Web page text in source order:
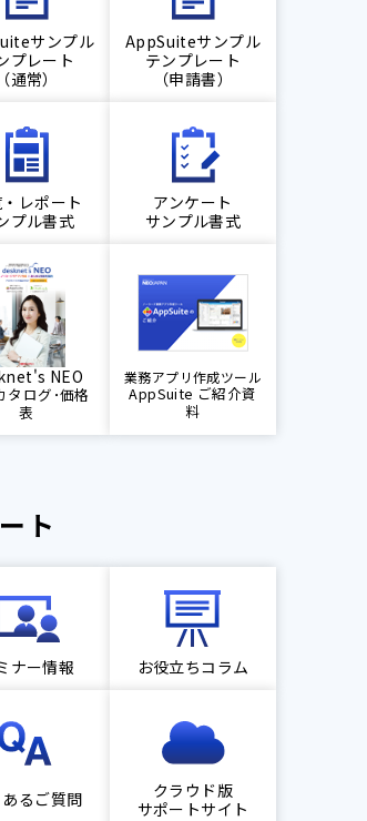
サンプル
プレート
（通常）
AppSuiteサンプル
テンプレート
（申請書）
レポート
プル書式
アンケート
サンプル書式
NEO
タログ･価格
表
業務アプリ作成ツール
AppSuite ご紹介資
料
ト
ナー情報 お役立ちコラム
あるご質問
クラウド版
サポートサイト